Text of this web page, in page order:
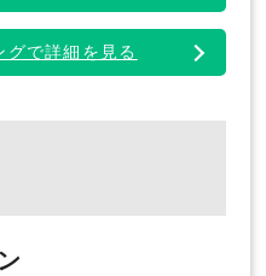
で詳細を見る